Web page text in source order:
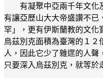
有凝聚中亞兩千年文化
有讓亞歷山大大帝盛讚不已
罕」，更有伊斯蘭教的文
烏茲別克面積為臺灣的１２
人，因此它少了雜遝的人聲
只要深入烏茲別克，就等於